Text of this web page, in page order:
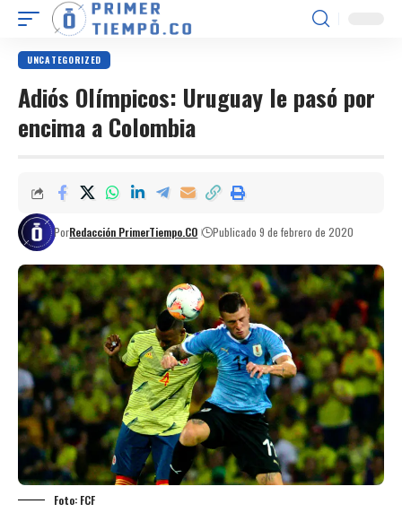
UNCATEGORIZED
Adiós Olímpicos: Uruguay le pasó por
encima a Colombia
PorRedacción PrimerTiempo.CO Publicado 9 de febrero de 2020
Foto: FCF